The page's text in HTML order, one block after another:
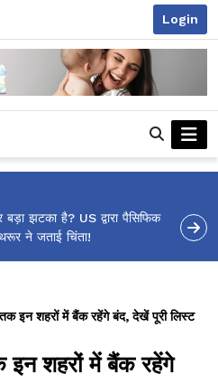
Login
कहाँ है?' पोस्ट, 'अल्फा' टीज़र पर
इन शहरों में बैंक रहेंगे बंद, देखें पूरी लिस्ट
शहरों में बैंक रहेंगे